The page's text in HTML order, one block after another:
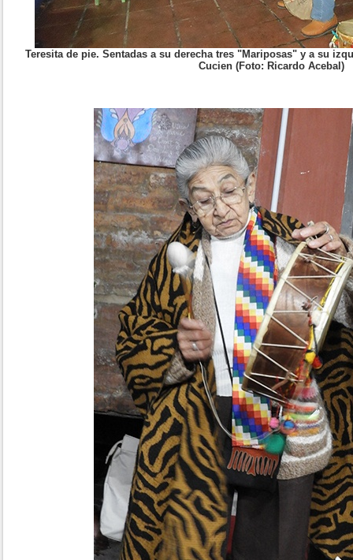
Teresita de pie. Sentadas a su derecha tres "Mariposas" y a su
Cucien (Foto: Ricardo Acebal)